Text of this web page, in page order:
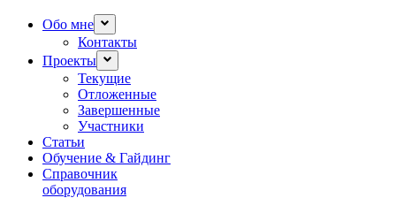
Обо мне
Контакты
Проекты
Текущие
Отложенные
Завершенные
Участники
Статьи
Обучение & Гайдинг
Справочник
оборудования